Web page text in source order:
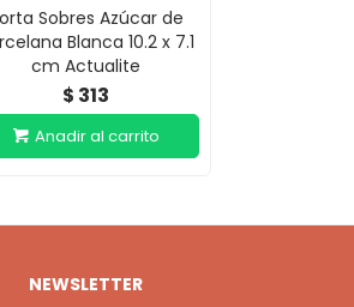
Sobres Azúcar de
Blanca 10.2 x 7.1
cm Actualite
$ 313
NEWSLETTER